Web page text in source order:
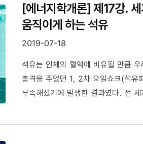
[에너지학개론] 제17강.
움직이게 하는 석유
2019-07-18
석유는 인체의 혈액에 비유될 만큼
충격을 주었던 1, 2차 오일쇼크(석유
부족해졌기에 발생한 결과였다. 전